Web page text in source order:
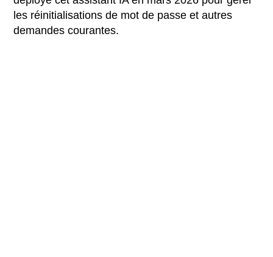
les réinitialisations de mot de passe et autres
demandes courantes.